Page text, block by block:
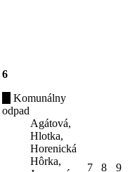
6
Komunálny
odpad
Agátová,
Hlotka,
Horenická
Hôrka,
7 8 9